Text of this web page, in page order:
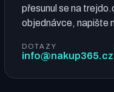
přesunul se na
objednávce, napište
DOTAZY
info@nakup365.cz